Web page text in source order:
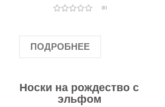
(0)
ПОДРОБНЕЕ
Носки на рождество с
эльфом